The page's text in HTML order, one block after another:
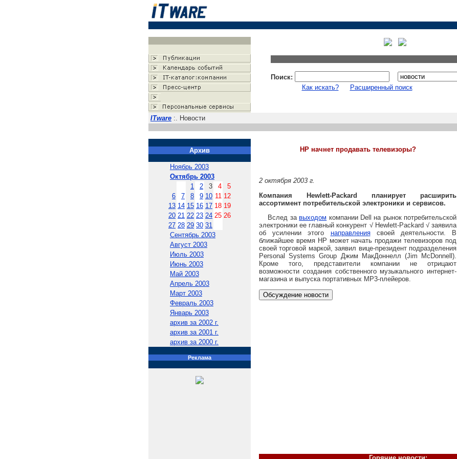
Поиск:
Как искать?
Расширенный поиск
ITware :. Новости
Архив
Ноябрь 2003
Октябрь 2003
1
2 3 4
5
6
7 8 9 10 11 12
13 14 15 16 17 18 19
20 21 22 23 24 25 26
27 28 29 30 31
Сентябрь 2003
Август 2003
Июль 2003
Июнь 2003
Май 2003
Апрель 2003
Март 2003
Февраль 2003
Январь 2003
архив за 2002 г.
архив за 2001 г.
архив за 2000 г.
Реклама
HP начнет продавать телевизоры?
2 октября 2003 г.
Компания Hewlett-Packard планирует расширить
ассортимент потребительской электроники и сервисов.
Вслед завыходом компании Dell на рынок потребительской
электроники ее главный конкурент √ Hewlett-Packard √ заявила
об усилении этого направлениясвоей деятельности. В
ближайшее время HP может начать продажи телевизоров под
своей торговой маркой, заявил вице-президент подразделения
Personal Systems Group Джим МакДоннелл (Jim McDonnell).
Кроме того, представители компании не отрицают
возможности создания собственного музыкального интернет-
магазина и выпуска портативных MP3-плейеров.